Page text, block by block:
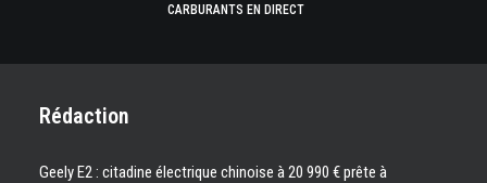
CARBURANTS EN DIRECT
Rédaction
Geely E2 : citadine électrique chinoise à 20 990 € prête à